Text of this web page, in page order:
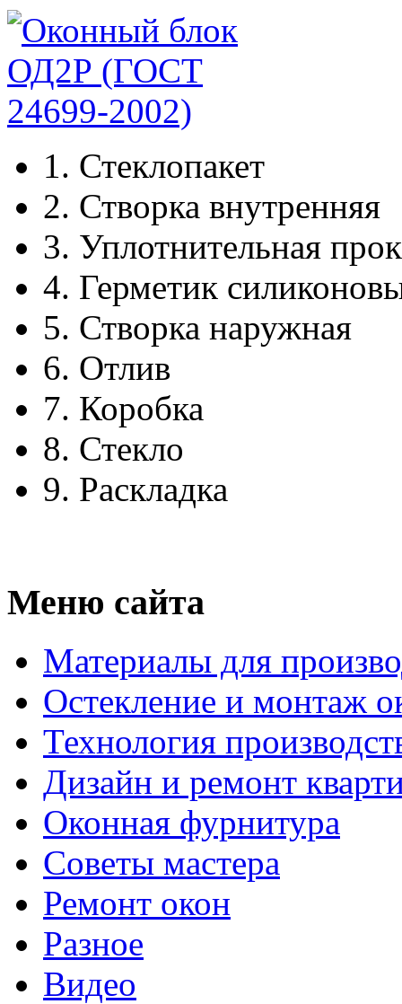
1. Стеклопакет
2. Створка внутренняя
3. Уплотнительная
4. Герметик
5. Створка наружная
6. Отлив
7. Коробка
8. Стекло
9. Раскладка
Меню сайта
Материалы для
Остекление и монтаж
Технология
Дизайн и ремонт
Оконная фурнитура
Советы мастера
Ремонт окон
Разное
Видео